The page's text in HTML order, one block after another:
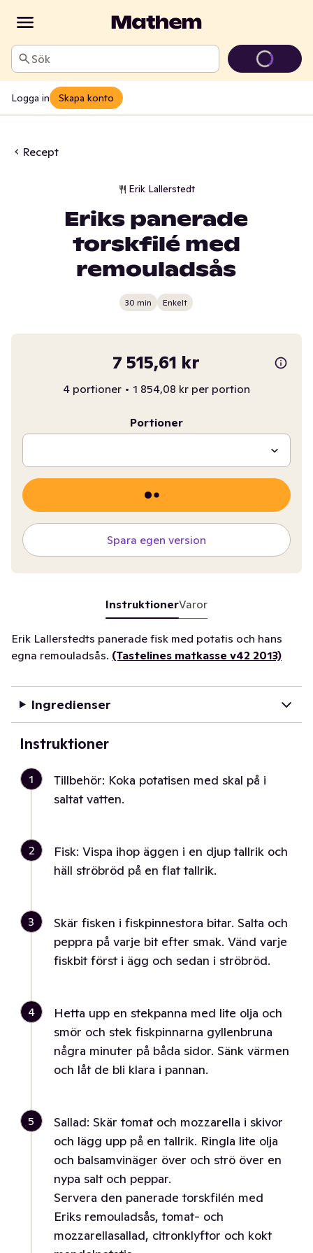
Sök
Logga in Skapa konto
Recept
Erik Lallerstedt
Eriks panerade
torskfilé med
remouladsås
30 min Enkelt
7 515,61 kr
4 portioner • 1 854,08 kr per portion
Portioner
Spara egen version
InstruktionerVaror
Erik Lallerstedts panerade fisk med potatis och hans
egna remouladsås. (Tastelines matkasse v42 2013)
Ingredienser
Instruktioner
1
Tillbehör: Koka potatisen med skal på i
saltat vatten.
2
Fisk: Vispa ihop äggen i en djup tallrik och
häll ströbröd på en flat tallrik.
3
Skär fisken i fiskpinnestora bitar. Salta och
peppra på varje bit efter smak. Vänd varje
fiskbit först i ägg och sedan i ströbröd.
4
Hetta upp en stekpanna med lite olja och
smör och stek fiskpinnarna gyllenbruna
några minuter på båda sidor. Sänk värmen
och låt de bli klara i pannan.
5
Sallad: Skär tomat och mozzarella i skivor
och lägg upp på en tallrik. Ringla lite olja
och balsamvinäger över och strö över en
nypa salt och peppar.
Servera den panerade torskfilén med
Eriks remouladsås, tomat- och
mozzarellasallad, citronklyftor och kokt